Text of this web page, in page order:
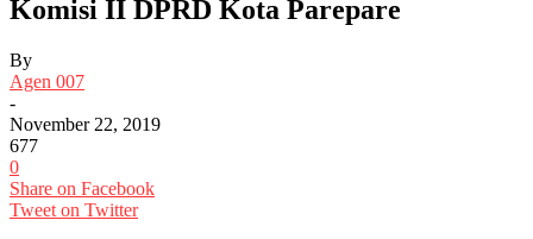
Komisi II DPRD Kota Parepare
By
Agen 007
-
November 22, 2019
677
0
Share on Facebook
Tweet on Twitter